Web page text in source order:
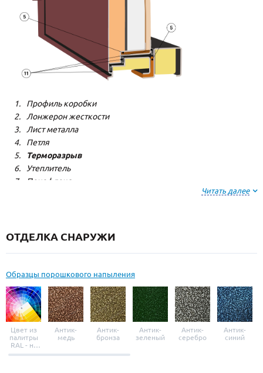
Профиль коробки
Лонжерон жесткости
Лист металла
Петля
Терморазрыв
Утеплитель
Пенофлекс
Резиновый уплотнитель
Читать далее
ОТДЕЛКА СНАРУЖИ
Образцы порошкового напыления
Цвет из
палитры
RAL - на
выбор
Антик-
медь
Антик-
бронза
Антик-
зеленый
Антик-
серебро
Антик-
синий